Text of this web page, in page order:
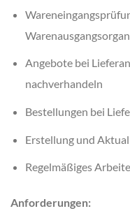
Angebote bei
nachverhandeln
Bestellungen bei
Erstellung und
Regelmäßiges
Anforderungen: